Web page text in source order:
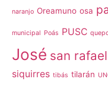
naranjo Oreamuno osa
municipal Poás PUSC
José san rafael
siquirres tibás tilarán